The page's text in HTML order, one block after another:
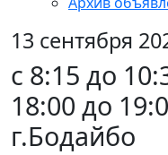
13 сентября
с 8:15 до
18:00 до
г.Бодайбо